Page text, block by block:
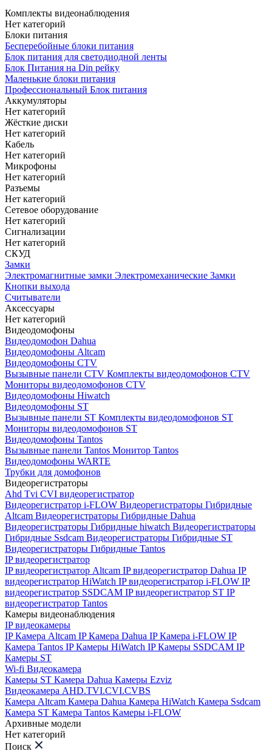
Комплекты видеонаблюдения
Нет категорий
Блоки питания
Бесперебойные блоки питания
Блок питания для светодиодной ленты
Блок Питания на Din рейку
Маленькие блоки питания
Профессиональный Блок питания
Аккумуляторы
Нет категорий
Жёсткие диски
Нет категорий
Кабель
Нет категорий
Микрофоны
Нет категорий
Разъемы
Нет категорий
Сетевое оборудование
Нет категорий
Сигнализации
Нет категорий
СКУД
Замки
Электромагнитные замки Электромеханические Замки
Кнопки выхода
Считыватели
Аксессуары
Нет категорий
Видеодомофоны
Видеодомофон Dahua
Видеодомофоны Altcam
Видеодомофоны CTV
Вызывные панели CTV Комплекты видеодомофонов CTV
Мониторы видеодомофонов CTV
Видеодомофоны Hiwatch
Видеодомофоны ST
Вызывные панели ST Комплекты видеодомофонов ST
Мониторы видеодомофонов ST
Видеодомофоны Tantos
Вызывные панели Tantos Монитор Tantos
Видеодомофоны WARTE
Трубки для домофонов
Видеорегистраторы
Ahd Tvi CVI видеорегистратор
Видеорегистратор i-FLOW Видеорегистраторы Гибридные
Altcam Видеорегистраторы Гибридные Dahua
Видеорегистраторы Гибридные hiwatch Видеорегистраторы
Гибридные Ssdcam Видеорегистраторы Гибридные ST
Видеорегистраторы Гибридные Tantos
IP видеорегистратор
IP видеорегистратор Altcam IP видеорегистратор Dahua IP
видеорегистратор HiWatch IP видеорегистратор i-FLOW IP
видеорегистратор SSDCAM IP видеорегистратор ST IP
видеорегистратор Tantos
Камеры видеонаблюдения
IP видеокамеры
IP Камера Altcam IP Камера Dahua IP Камера i-FLOW IP
Камера Tantos IP Камеры HiWatch IP Камеры SSDCAM IP
Камеры ST
Wi-fi Видеокамера
Камеры ST Камера Dahua Камеры Ezviz
Видеокамера AHD.TVI.CVI.CVBS
Камера Altcam Камера Dahua Камера HiWatch Камера Ssdcam
Камера ST Камера Tantos Камеры i-FLOW
Архивные модели
Нет категорий
Поиск